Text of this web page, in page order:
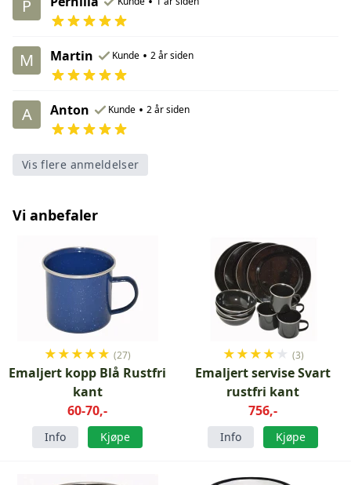
P
M Martin Kunde • 2 år siden
A Anton Kunde • 2 år siden
Vis flere anmeldelser
Vi anbefaler
★★★★★ (27)
Emaljert kopp Blå Rustfri
kant
60-70,-
Info Kjøpe
★★★★ ★ (3)
Emaljert servise Svart
rustfri kant
756,-
Info Kjøpe